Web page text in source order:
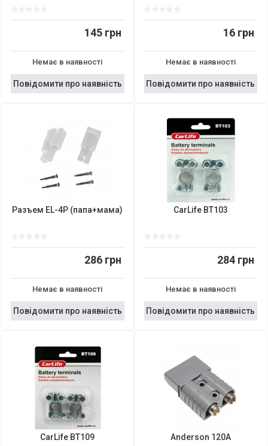
145 грн
Немає в наявності
Повідомити про наявність
16 грн
Немає в наявності
Повідомити про наявність
Разъем EL-4P (папа+мама)
286 грн
Немає в наявності
Повідомити про наявність
CarLife BT103
284 грн
Немає в наявності
Повідомити про наявність
CarLife BT109 Anderson 120A